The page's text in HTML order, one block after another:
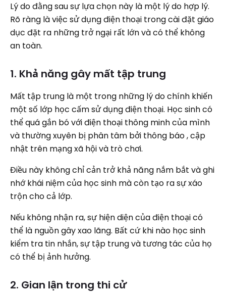
Lý do đằng sau sự lựa chọn này là một lý do hợp lý.
Rõ ràng là việc sử dụng điện thoại trong cài đặt giáo
dục đặt ra những trở ngại rất lớn và có thể không
an toàn.
1. Khả năng gây mất tập trung
Mất tập trung là một trong những lý do chính khiến
một số lớp học cấm sử dụng điện thoại. Học sinh có
thể quá gắn bó với điện thoại thông minh của mình
và thường xuyên bị phân tâm bởi thông báo , cập
nhật trên mạng xã hội và trò chơi.
Điều này không chỉ cản trở khả năng nắm bắt và ghi
nhớ khái niệm của học sinh mà còn tạo ra sự xáo
trộn cho cả lớp.
Nếu không nhận ra, sự hiện diện của điện thoại có
thể là nguồn gây xao lãng. Bất cứ khi nào học sinh
kiểm tra tin nhắn, sự tập trung và tương tác của họ
có thể bị ảnh hưởng.
2. Gian lận trong thi cử